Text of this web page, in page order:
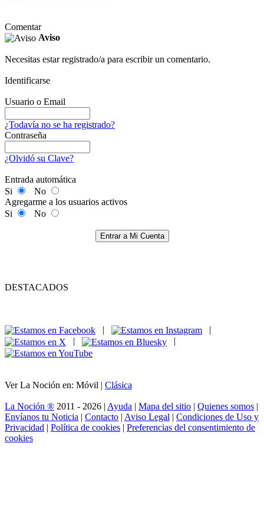
Comentar
Aviso
Necesitas estar registrado/a para escribir un comentario.
Identificarse
Usuario o Email
¿Todavía no se ha registrado?
Contraseña
¿Olvidó su Clave?
Entrada automática
Si
No
Agregarme a los usuarios activos
Si
No
Entrar a Mi Cuenta
DESTACADOS
|
|
|
|
Ver La Noción en: Móvil | Clásica
La Noción ® 2011 - 2026 | Ayuda | Mapa del sitio | Quienes somos |
Envíanos tu Noticia | Contacto | Aviso Legal | Condiciones de Uso y
Privacidad | Política de cookies | Preferencias del consentimiento de
cookies